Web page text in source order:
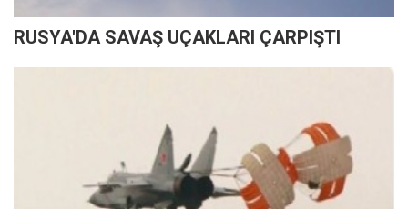
RUSYA'DA SAVAŞ UÇAKLARI ÇARPIŞTI